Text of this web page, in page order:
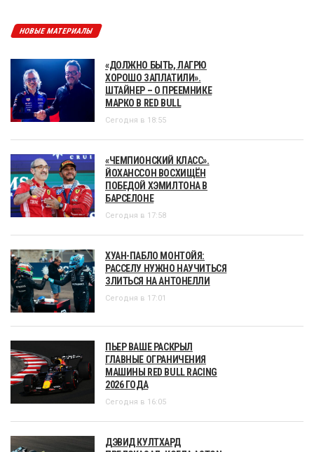
НОВЫЕ МАТЕРИАЛЫ
«ДОЛЖНО БЫТЬ, ЛАГРЮ
ХОРОШО ЗАПЛАТИЛИ».
ШТАЙНЕР – О ПРЕЕМНИКЕ
МАРКО В RED BULL
Сегодня в 18:55
«ЧЕМПИОНСКИЙ КЛАСС».
ЙОХАНССОН ВОСХИЩЁН
ПОБЕДОЙ ХЭМИЛТОНА В
БАРСЕЛОНЕ
Сегодня в 17:58
ХУАН-ПАБЛО МОНТОЙЯ:
РАССЕЛУ НУЖНО НАУЧИТЬСЯ
ЗЛИТЬСЯ НА АНТОНЕЛЛИ
Сегодня в 17:01
ПЬЕР ВАШЕ РАСКРЫЛ
ГЛАВНЫЕ ОГРАНИЧЕНИЯ
МАШИНЫ RED BULL RACING
2026 ГОДА
Сегодня в 16:05
ДЭВИД КУЛТХАРД